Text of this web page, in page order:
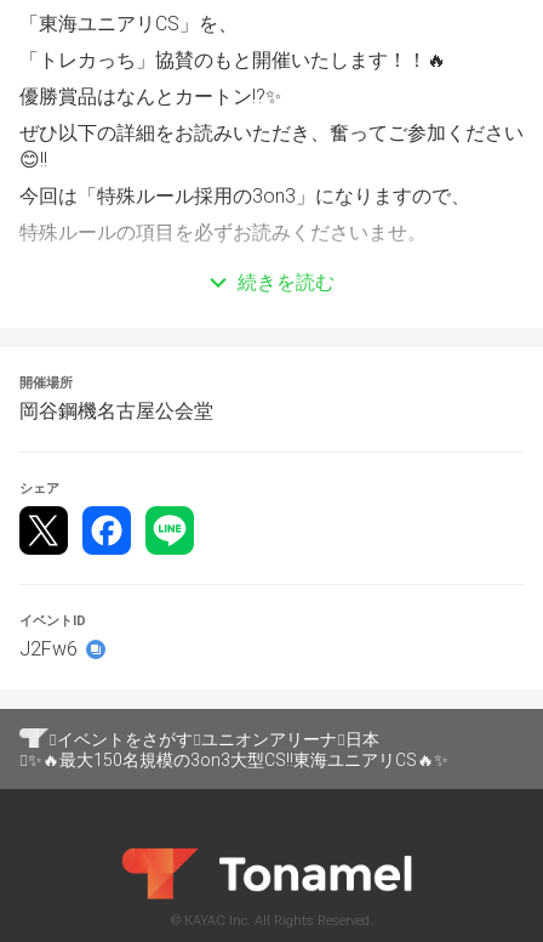
「東海ユニアリCS」を、
「トレカっち」協賛のもと開催いたします！！🔥
優勝賞品はなんとカートン⁉✨
ぜひ以下の詳細をお読みいただき、奮ってご参加ください
😊!!
今回は「特殊ルール採用の3on3」になりますので、
特殊ルールの項目を必ずお読みくださいませ。
♦会場
岡谷鋼機名古屋公会堂
2026年7月5日
♦参加費
トレカっち￥1000以上のシングルお買い物に使える
♦参加に必要なもの
使用デッキ（APカード含む）、スマホ、参加費
♦エントリーについて
エントリーしてください。
※9時半ごろより会場は空ける予定ですので、お早めにお
続きを読む
開催場所
岡谷鋼機名古屋公会堂
シェア
イベントID
J2Fw6
イベントをさがす ユニオンアリーナ
日本
✨🔥最大150名規模の3on3大型CS!!東海ユニアリCS🔥✨
© KAYAC Inc. All Rights Reserved.